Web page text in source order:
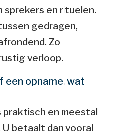
sprekers en rituelen.
gedragen,
Zo
verloop.
een opname, wat
praktisch en meestal
U betaalt dan vooral